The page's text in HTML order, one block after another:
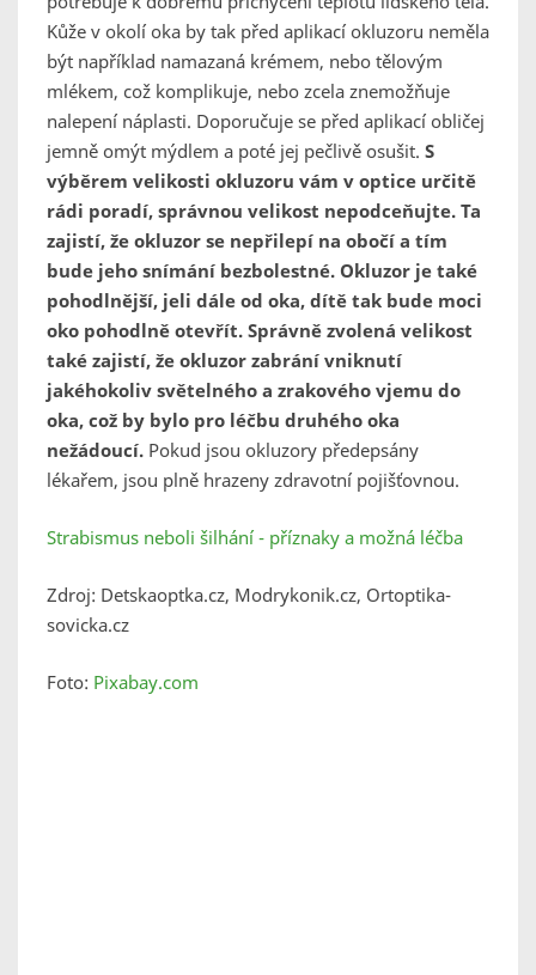
Kůže v okolí oka by tak před aplikací okluzoru neměla
být například namazaná krémem, nebo tělovým
mlékem, což komplikuje, nebo zcela znemožňuje
nalepení náplasti. Doporučuje se před aplikací obličej
jemně omýt mýdlem a poté jej pečlivě osušit. S
výběrem velikosti okluzoru vám v optice určitě
rádi poradí, správnou velikost nepodceňujte. Ta
zajistí, že okluzor se nepřilepí na obočí a tím
bude jeho snímání bezbolestné. Okluzor je také
pohodlnější, jeli dále od oka, dítě tak bude moci
oko pohodlně otevřít. Správně zvolená velikost
také zajistí, že okluzor zabrání vniknutí
jakéhokoliv světelného a zrakového vjemu do
oka, což by bylo pro léčbu druhého oka
nežádoucí. Pokud jsou okluzory předepsány
lékařem, jsou plně hrazeny zdravotní pojišťovnou.
Strabismus neboli šilhání - příznaky a možná léčba
Zdroj: Detskaoptka.cz, Modrykonik.cz, Ortoptika-
sovicka.cz
Foto: Pixabay.com